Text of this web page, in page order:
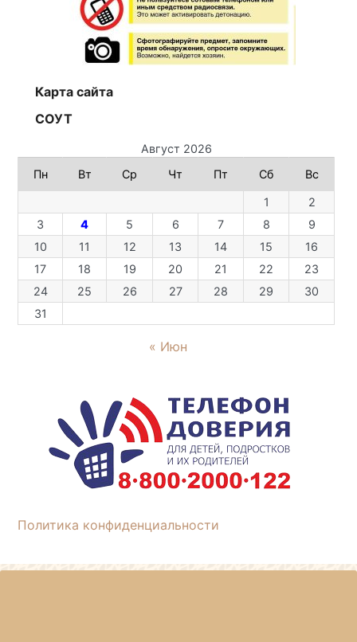
Карта сайта
СОУТ
Август 2026
Пн
Вт Ср Чт Пт Сб Вс
1
2
3
4 5 6 7 8
9
10
11 12 13 14 15
16
17
18 19 20 21 22
23
24
25 26 27 28 29
30
31
« Июн
Политика конфиденциальности